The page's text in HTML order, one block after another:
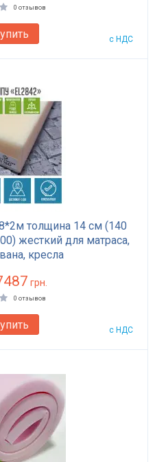
0 отзывов
с НДС
толщина 14 см (140
жесткий для матраса,
кресла
грн.
0 отзывов
с НДС